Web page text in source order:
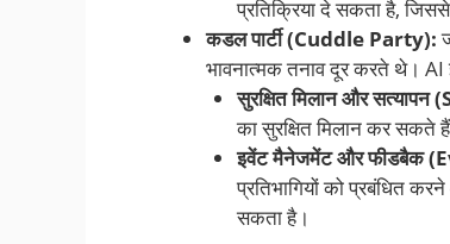
प्रतिक्रिया दे सकता है,
कडल पार्टी (Cuddle Party):
भावनात्मक तनाव दूर करते थे।
सुरक्षित मिलान और
का सुरक्षित मिलान कर सकते
इवेंट मैनेजमेंट और फीडबैक
प्रतिभागियों को प्रबंधित
सकता है।